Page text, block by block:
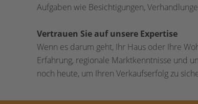
Aufgaben wie Besichtigungen,
Vertrauen Sie auf unsere Expertise
Wenn es darum geht, Ihr Haus oder Ihre
Erfahrung, regionale Marktkenntnisse und
noch heute, um Ihren Verkaufserfolg zu